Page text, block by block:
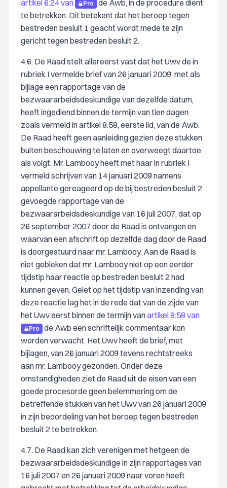
artikel 6:24 van Pro
de Awb, in de procedure dient
te betrekken. Dit betekent dat het beroep tegen
bestreden besluit 1 geacht wordt mede te zijn
gericht tegen bestreden besluit 2.
4.6. De Raad stelt allereerst vast dat het Uwv de in
rubriek I vermelde brief van 26 januari 2009, met als
bijlage een rapportage van de
bezwaararbeidsdeskundige van dezelfde datum,
heeft ingediend binnen de termijn van tien dagen
zoals vermeld in artikel 8:58, eerste lid, van de Awb.
De Raad heeft geen aanleiding gezien deze stukken
buiten beschouwing te laten en overweegt daartoe
als volgt. Mr. Lambooy heeft met haar in rubriek I
vermeld schrijven van 14 januari 2009 namens
appellante gereageerd op de bij bestreden besluit 2
gevoegde rapportage van de
bezwaararbeidsdeskundige van 16 juli 2007, dat op
26 september 2007 door de Raad is ontvangen en
waarvan een afschrift op dezelfde dag door de Raad
is doorgestuurd naar mr. Lambooy. Aan de Raad is
niet gebleken dat mr. Lambooy niet op een eerder
tijdstip haar reactie op bestreden besluit 2 had
kunnen geven. Gelet op het tijdstip van inzending van
deze reactie lag het in de rede dat van de zijde van
het Uwv eerst binnen de termijn vanartikel 8:58 van
Pro
de Awb een schriftelijk commentaar kon
worden verwacht. Het Uwv heeft de brief, met
bijlagen, van 26 januari 2009 tevens rechtstreeks
aan mr. Lambooy gezonden. Onder deze
omstandigheden ziet de Raad uit de eisen van een
goede procesorde geen belemmering om de
betreffende stukken van het Uwv van 26 januari 2009
in zijn beoordeling van het beroep tegen bestreden
besluit 2 te betrekken.
4.7. De Raad kan zich verenigen met hetgeen de
bezwaararbeidsdeskundige in zijn rapportages van
16 juli 2007 en 26 januari 2009 naar voren heeft